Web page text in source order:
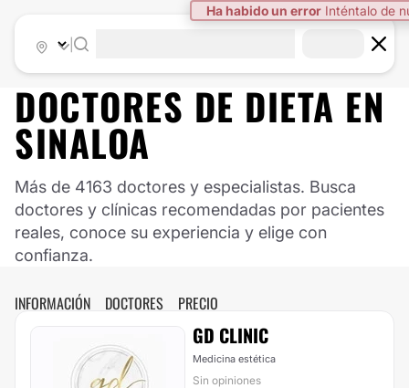
Ha habido un error Inténtalo de
DOCTORES DE DIETA EN
SINALOA
Más de 4163 doctores y especialistas. Busca
doctores y clínicas recomendadas por pacientes
reales, conoce su experiencia y elige con
confianza.
INFORMACIÓN DOCTORES PRECIO
GD CLINIC
Medicina estética
Sin opiniones